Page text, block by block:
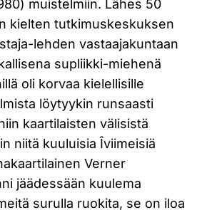
muistelmiin. Lähes 50
kielten tutkimuskeskuksen
lehden vastaajakuntaan
supliikki-miehenä
oli korvaa kielellisille
löytyykin runsaasti
kaartilaisten välisistä
niitä kuuluisia Îviimeisiä
Verner
jäädessään kuulema
surulla ruokita, se on iloa